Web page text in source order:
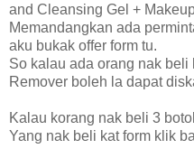
and Cleansing Gel +
Memandangkan ada
aku bukak offer form tu.
So kalau ada orang nak
Remover boleh la dapat
Kalau korang nak beli 3
Yang nak beli kat form klik